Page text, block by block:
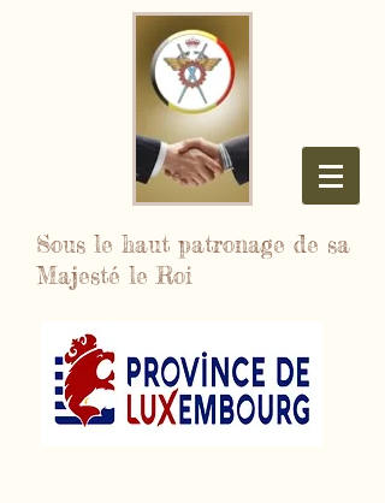
Sous le haut patronage de sa
Majesté le Roi